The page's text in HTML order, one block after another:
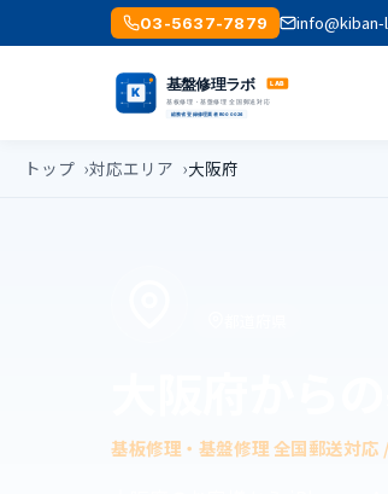
03-5637-7879
トップ 対応エリア 大阪府
基板修理・基盤修理 全国郵送対応